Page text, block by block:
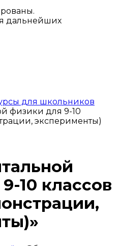
дальнейших
для школьников
физики для 9-10
эксперименты)
10 классов